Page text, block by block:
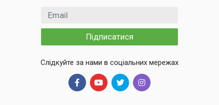
Email
Підписатися
Слідкуйте за нами в соціальних мережах